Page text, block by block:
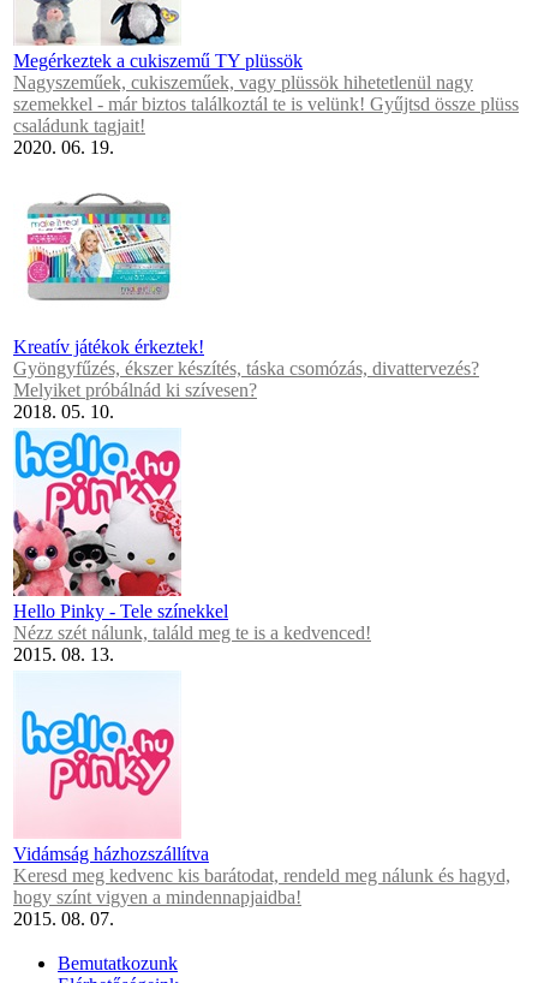
Megérkeztek a cukiszemű TY plüssök
Nagyszeműek, cukiszeműek, vagy plüssök hihetetlenül nagy
szemekkel - már biztos találkoztál te is velünk! Gyűjtsd össze plüss
családunk tagjait!
2020. 06. 19.
Kreatív játékok érkeztek!
Gyöngyfűzés, ékszer készítés, táska csomózás, divattervezés?
Melyiket próbálnád ki szívesen?
2018. 05. 10.
Hello Pinky - Tele színekkel
Nézz szét nálunk, találd meg te is a kedvenced!
2015. 08. 13.
Vidámság házhozszállítva
Keresd meg kedvenc kis barátodat, rendeld meg nálunk és hagyd,
hogy színt vigyen a mindennapjaidba!
2015. 08. 07.
Bemutatkozunk